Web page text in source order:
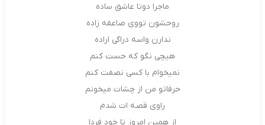
ماجرا دوتا عاشق ساده
روحشون تووی صاعقه زاده
ندارن واسه دراگی اراده
هیچی نگو که حست کنم
نمیخوام با کسی نصفت کنم
حرفاتو من از چشات میخونم
راوی قصه ات شدم
از همین امروز تا خود فردا